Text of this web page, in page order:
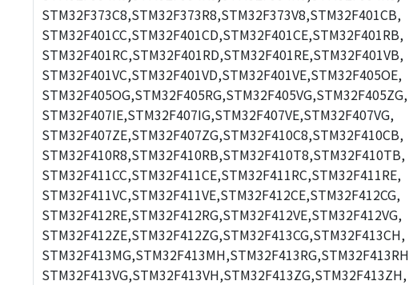
STM32F373C8,STM32F373R8,STM32F373V8,STM32F401CB,
STM32F401CC,STM32F401CD,STM32F401CE,STM32F401RB,
STM32F401RC,STM32F401RD,STM32F401RE,STM32F401VB,
STM32F401VC,STM32F401VD,STM32F401VE,STM32F405OE,
STM32F405OG,STM32F405RG,STM32F405VG,STM32F405ZG,
STM32F407IE,STM32F407IG,STM32F407VE,STM32F407VG,
STM32F407ZE,STM32F407ZG,STM32F410C8,STM32F410CB,
STM32F410R8,STM32F410RB,STM32F410T8,STM32F410TB,
STM32F411CC,STM32F411CE,STM32F411RC,STM32F411RE,
STM32F411VC,STM32F411VE,STM32F412CE,STM32F412CG,
STM32F412RE,STM32F412RG,STM32F412VE,STM32F412VG,
STM32F412ZE,STM32F412ZG,STM32F413CG,STM32F413CH,
STM32F413VG,STM32F413VH,STM32F413ZG,STM32F413ZH,